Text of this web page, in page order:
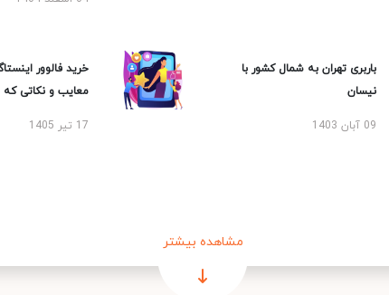
باربری تهران به شمال کشور با
نیسان
09 آبان 1403
خرید فالوور
معایب و نکاتی که
17 تیر 1405
مشاهده بیشتر